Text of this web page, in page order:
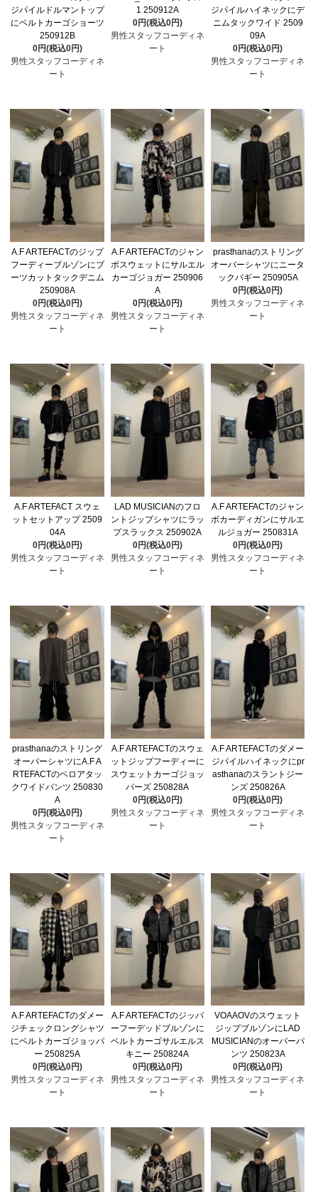
ジパイルドルマントップ
にベルトカーゴショーツ
250912B
0円(税込0円)
男性スタッフコーディネ
ート
1 250912A
0円(税込0円)
男性スタッフコーディネ
ート
ジパイルハイネックにデ
ニムタックワイド 2509
09A
0円(税込0円)
男性スタッフコーディネ
ート
A.F ARTEFACTのジップ
フーディーブルゾンにブ
ーツカットタックデニム
250908A
0円(税込0円)
男性スタッフコーディネ
ート
A.F ARTEFACTのジャン
ボスウェットにサルエル
カーゴジョガー 250906
A
0円(税込0円)
男性スタッフコーディネ
ート
prasthanaのストリング
オーバーシャツにニータ
ックバギー 250905A
0円(税込0円)
男性スタッフコーディネ
ート
A.F ARTEFACT スウェ
ットセットアップ 2509
04A
0円(税込0円)
男性スタッフコーディネ
ート
LAD MUSICIANのフロ
ントジップシャツにラッ
プスラックス 250902A
0円(税込0円)
男性スタッフコーディネ
ート
A.F ARTEFACTのジャン
ボカーディガンにサルエ
ルジョガー 250831A
0円(税込0円)
男性スタッフコーディネ
ート
prasthanaのストリング
オーバーシャツにA.F A
RTEFACTのベロアタッ
クワイドパンツ 250830
A
0円(税込0円)
男性スタッフコーディネ
ート
A.F ARTEFACTのスウェ
ットジップフーディーに
スウェットカーゴジョッ
パーズ 250828A
0円(税込0円)
男性スタッフコーディネ
ート
A.F ARTEFACTのダメー
ジパイルハイネックにpr
asthanaのスラントジー
ンズ 250826A
0円(税込0円)
男性スタッフコーディネ
ート
A.F ARTEFACTのダメー
ジチェックロングシャツ
にベルトカーゴジョッパ
ー 250825A
0円(税込0円)
男性スタッフコーディネ
ート
A.F ARTEFACTのジッパ
ーフーデッドブルゾンに
ベルトカーゴサルエルス
キニー 250824A
0円(税込0円)
男性スタッフコーディネ
ート
VOAAOVのスウェット
ジップブルゾンにLAD
MUSICIANのオーバーパ
ンツ 250823A
0円(税込0円)
男性スタッフコーディネ
ート